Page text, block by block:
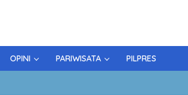
OPINI PARIWISATA PILPRES